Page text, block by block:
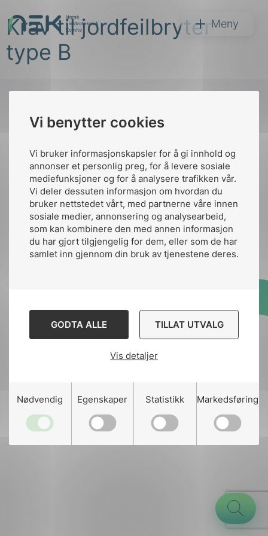
Vi benytter cookies
Vi bruker informasjonskapsler for å gi innhold og
annonser et personlig preg, for å levere sosiale
mediefunksjoner og for å analysere trafikken vår.
Vi deler dessuten informasjon om hvordan du
bruker nettstedet vårt, med partnerne våre innen
sosiale medier, annonsering og analysearbeid,
som kan kombinere den med annen informasjon
du har gjort tilgjengelig for dem, eller som de har
samlet inn gjennom din bruk av tjenestene deres.
GODTA ALLE TILLAT UTVALG
Vis detaljer
Nødvendig Egenskaper Statistikk Markedsføring
til
innhold
NEK Meny
Søk
Krav til jordfeilbryter
type B
Kontakt oss
Ansatte
nek@nek.no
Kontakt
Bruk av Cookies
Designed and developed
Stem Agency
toppen